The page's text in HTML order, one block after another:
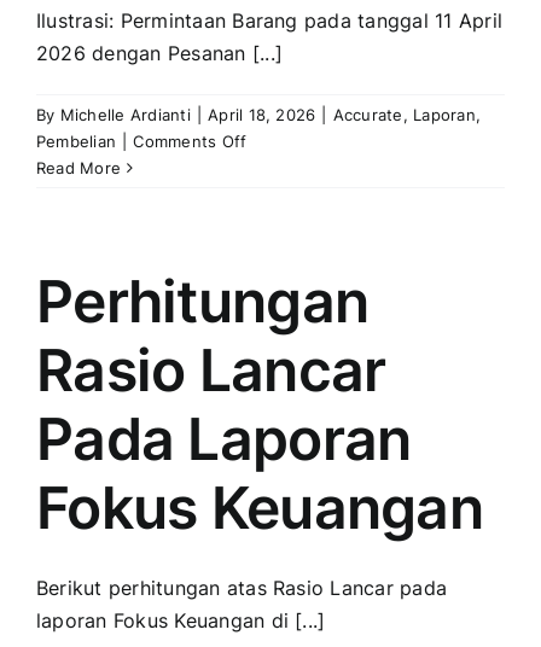
Ilustrasi: Permintaan Barang pada tanggal 11 April
2026 dengan Pesanan [...]
By Michelle Ardianti April 18, 2026 Accurate, Laporan,
Pembelian
Comments Offon
dengan
Permintaan
di
Rincian
Pesanan
Pembelian
Read More
Perhitungan
Rasio Lancar
Pada Laporan
Fokus Keuangan
Berikut perhitungan atas Rasio Lancar pada
laporan Fokus Keuangan di [...]